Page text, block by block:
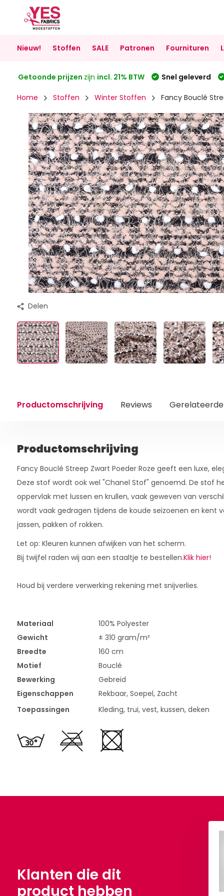
Nieuw! Stoffen SALE Patronen Fournituren
Getoonde prijzen zijn incl. 21% BTW Snel geleverd
Home Stoffen Winter Stoffen Fancy Bouclé
Delen
Productomschrijving Reviews
Productomschrijving
Fancy Bouclé Streep Zwart Poeder Roze geeft een luxe,
Deze stof wordt ook wel "Chanel Stof" genoemd. De stof
oppervlak met lussen en krullen, vaak geweven van
wordt vaak gedragen tijdens de koude seizoenen en kent
jassen, pakken of rokken.
Let op: Kleuren kunnen afwijken van het scherm.
Bij twijfel raden wij aan een staaltje te bestellen.Klik hier!
Houd bij verdere verwerking rekening met snijverlies.
Materiaal
100% Polyester
Gewicht
± 310 gram/m²
Breedte
160 cm
Motief
Bouclé
Bewerking
Gebreid
Eigenschappen
Rekbaar, Soepel, Zacht
Toepassingen
Kleding, trui, vest, kussen, deken
Klanten die dit
product hebben